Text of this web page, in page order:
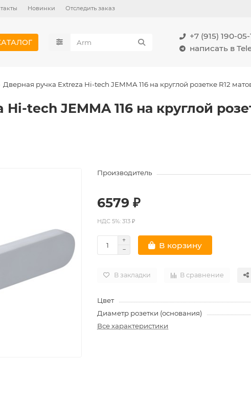
Новинки Отследить заказ
+7 (915) 190-05-
написать в
Дверная ручка Extreza Hi-tech JEMMA 116 на круглой розетке R12
tech JEMMA 116 на круглой
Производитель
6579 ₽
НДС 5%: 313 ₽
В корзину
В закладки В сравнение
Цвет
Диаметр розетки (основания)
Все характеристики